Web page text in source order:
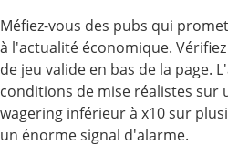
Méfiez-vous des pubs qui
à l'actualité économique.
de jeu valide en bas de la page.
conditions de mise réalistes sur
wagering inférieur à x10 sur
un énorme signal d'alarme.